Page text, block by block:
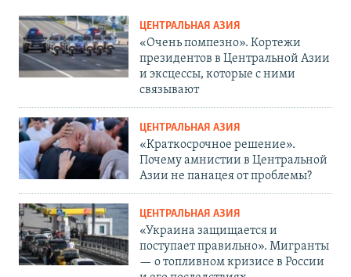
ЦЕНТРАЛЬНАЯ АЗИЯ
«Очень помпезно». Кортежи
президентов в Центральной Азии
и эксцессы, которые с ними
связывают
ЦЕНТРАЛЬНАЯ АЗИЯ
«Краткосрочное решение».
Почему амнистии в Центральной
Азии не панацея от проблемы?
ЦЕНТРАЛЬНАЯ АЗИЯ
«Украина защищается и
поступает правильно». Мигранты
— о топливном кризисе в России